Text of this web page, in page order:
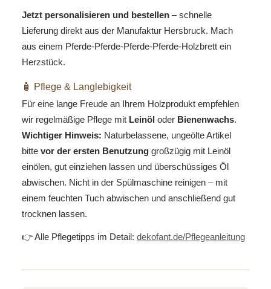
Jetzt personalisieren und bestellen – schnelle
Lieferung direkt aus der Manufaktur Hersbruck. Mach
aus einem Pferde-Pferde-Pferde-Pferde-Holzbrett ein
Herzstück.
🧴 Pflege & Langlebigkeit
Für eine lange Freude an Ihrem Holzprodukt empfehlen
wir regelmäßige Pflege mit Leinöl oder Bienenwachs.
Wichtiger Hinweis: Naturbelassene, ungeölte Artikel
bitte vor der ersten Benutzung großzügig mit Leinöl
einölen, gut einziehen lassen und überschüssiges Öl
abwischen. Nicht in der Spülmaschine reinigen – mit
einem feuchten Tuch abwischen und anschließend gut
trocknen lassen.
👉 Alle Pflegetipps im Detail: dekofant.de/Pflegeanleitung